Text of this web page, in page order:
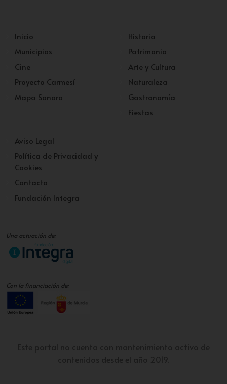
Inicio
Municipios
Cine
Proyecto Carmesí
Mapa Sonoro
Historia
Patrimonio
Arte y Cultura
Naturaleza
Gastronomía
Fiestas
Aviso Legal
Política de Privacidad y
Cookies
Contacto
Fundación Integra
Una actuación de:
Con la financiación de: